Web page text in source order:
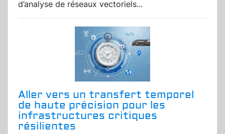
d’analyse de réseaux vectoriels...
Aller vers un transfert temporel
de haute précision pour les
infrastructures critiques
résilientes